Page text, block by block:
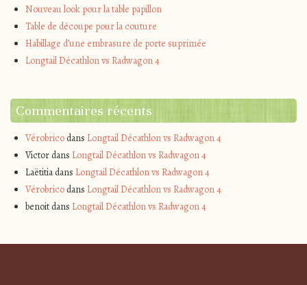
Nouveau look pour la table papillon
Table de découpe pour la couture
Habillage d’une embrasure de porte suprimée
Longtail Décathlon vs Radwagon 4
Commentaires récents
Vérobricodans Longtail Décathlon vs Radwagon 4
Victordans Longtail Décathlon vs Radwagon 4
Laëtitiadans Longtail Décathlon vs Radwagon 4
Vérobricodans Longtail Décathlon vs Radwagon 4
benoitdans Longtail Décathlon vs Radwagon 4